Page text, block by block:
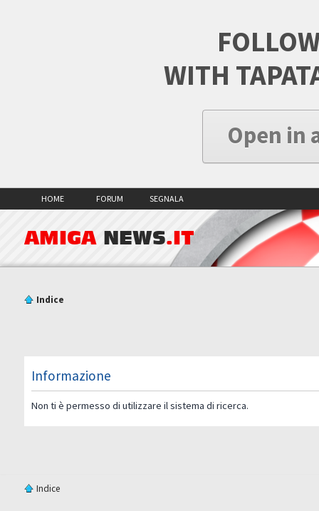
WITH
Open in
HOME FORUM SEGNALA
AMIGA NEWS.IT
Indice
Informazione
Non ti è permesso di utilizzare il sistema di ricerca.
Indice